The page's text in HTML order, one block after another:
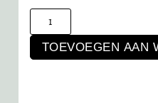
TOEVOEGEN AAN